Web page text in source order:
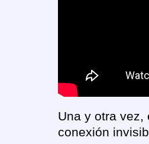
Una y otra vez,
conexión